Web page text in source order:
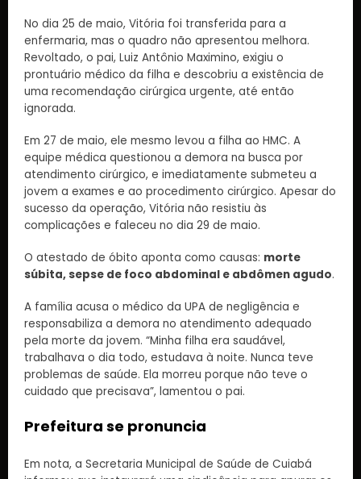
No dia 25 de maio, Vitória foi transferida para a
enfermaria, mas o quadro não apresentou melhora.
Revoltado, o pai, Luiz Antônio Maximino, exigiu o
prontuário médico da filha e descobriu a existência de
uma recomendação cirúrgica urgente, até então
ignorada.
Em 27 de maio, ele mesmo levou a filha ao HMC. A
equipe médica questionou a demora na busca por
atendimento cirúrgico, e imediatamente submeteu a
jovem a exames e ao procedimento cirúrgico. Apesar do
sucesso da operação, Vitória não resistiu às
complicações e faleceu no dia 29 de maio.
O atestado de óbito aponta como causas: morte
súbita, sepse de foco abdominal e abdômen agudo.
A família acusa o médico da UPA de negligência e
responsabiliza a demora no atendimento adequado
pela morte da jovem. “Minha filha era saudável,
trabalhava o dia todo, estudava à noite. Nunca teve
problemas de saúde. Ela morreu porque não teve o
cuidado que precisava”, lamentou o pai.
Prefeitura se pronuncia
Em nota, a Secretaria Municipal de Saúde de Cuiabá